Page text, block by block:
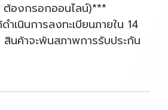
ต้องกรอกออนไลน์)***
เนินการลงทะเบียนภายใน 14
นค้าจะพ้นสภาพการรับประกัน